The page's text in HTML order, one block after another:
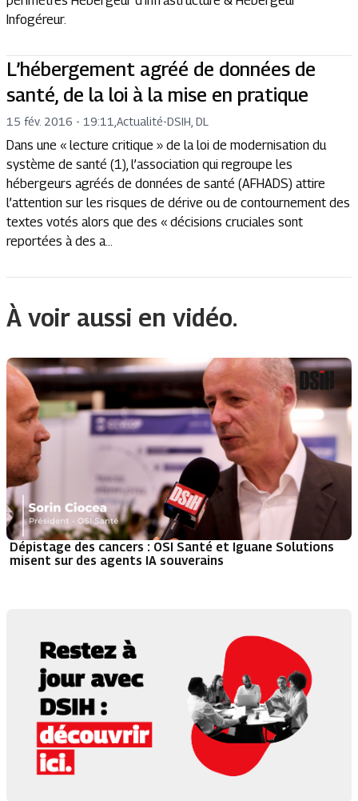
Infogéreur.
L’hébergement agréé de données de
santé, de la loi à la mise en pratique
15 fév. 2016 - 19:11 Actualité-DSIH, DL
Dans une « lecture critique » de la loi de modernisation du
système de santé (1), l’association qui regroupe les
hébergeurs agréés de données de santé (AFHADS) attire
l’attention sur les risques de dérive ou de contournement des
textes votés alors que des « décisions cruciales sont
reportées à des a...
À voir aussi en vidéo.
Dépistage des cancers : OSI Santé et Iguane Solutions
misent sur des agents IA souverains